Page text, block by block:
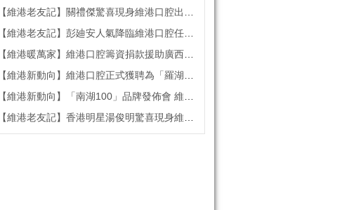
【維港老友記】關禮傑驚喜現身維港口腔出任明星一日CEO 即場演繹同分享經驗！
【維港老友記】彭廸安人氣降臨維港口腔任明星一日店長 勁歌熱舞快閃表演點燃全場！
【維港暖萬家】維港口腔籌資捐款援助廣西洪澇災區 攜手香港廣西南寧同鄉會共獻愛心
【維港新動向】維港口腔正式獲聘為「羅湖區社會醫療機構行業協會監事單位」
【維港新動向】「南湖100」品牌發佈會 維港口腔獲評「突出貢獻企業」殊榮
【維港老友記】香港明星湯俊明驚喜現身維港口腔 擔任明星一日店長！